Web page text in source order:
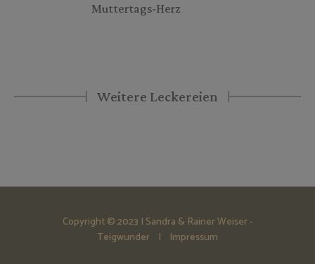
Muttertags-Herz
Weitere Leckereien
Copyright © 2023 | Sandra & Rainer Weiser -
Teigwunder | Impressum